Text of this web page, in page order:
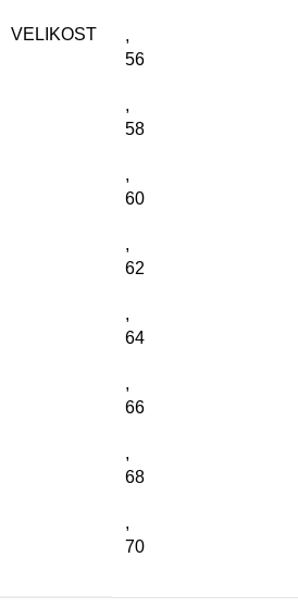
VELIKOST
,
56
,
58
,
60
,
62
,
64
,
66
,
68
,
70